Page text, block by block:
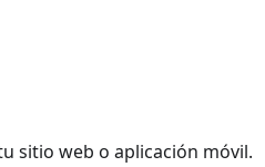
sitio web o aplicación móvil.